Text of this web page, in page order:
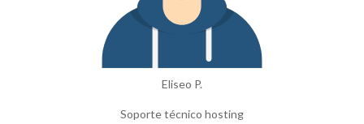
Eliseo P.
Soporte técnico hosting